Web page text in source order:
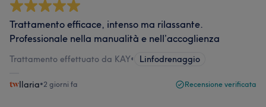
Trattamento efficace, intenso ma rilassante.
Professionale nella manualità e nell’accoglienza
Trattamento effettuato da KAY• Linfodrenaggio
Ilaria•2 giorni fa Recensione verificata